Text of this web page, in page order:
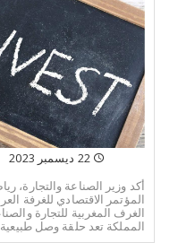
22 ديسمبر 2023
أكد وزير الصناعة والتجارة،
المؤتمر الاقتصادي للغرفة
الغرف المغربية للتجارة
المملكة تعد حلقة وصل